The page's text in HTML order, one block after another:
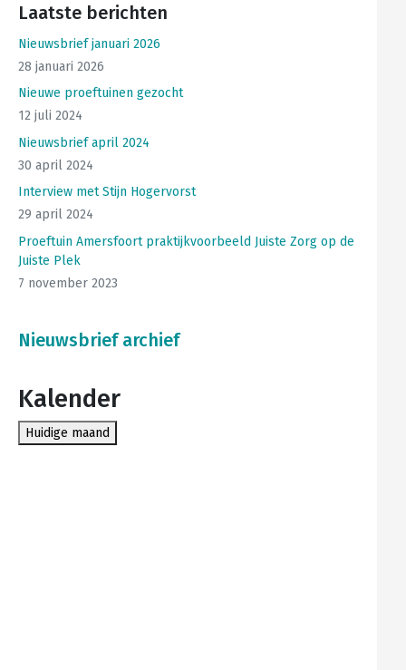
Laatste berichten
Nieuwsbrief januari 2026
28 januari 2026
Nieuwe proeftuinen gezocht
12 juli 2024
Nieuwsbrief april 2024
30 april 2024
Interview met Stijn Hogervorst
29 april 2024
Proeftuin Amersfoort praktijkvoorbeeld Juiste Zorg op de
Juiste Plek
7 november 2023
Nieuwsbrief archief
Kalender
Huidige maand